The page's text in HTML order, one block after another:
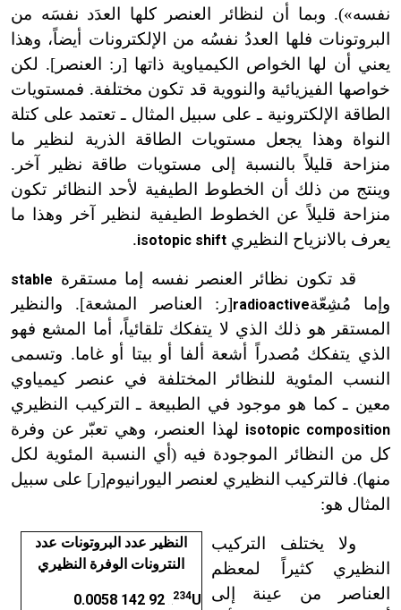
نفسه»). وبما أن لنظائر العنصر كلها العدَد نفسَه من
البروتونات فلها العددُ نفسُه من الإلكترونات أيضاً، وهذا
يعني أن لها الخواص الكيمياوية ذاتها [ر: العنصر]. لكن
خواصها الفيزيائية والنووية قد تكون مختلفة. فمستويات
الطاقة الإلكترونية ـ على سبيل المثال ـ تعتمد على كتلة
النواة وهذا يجعل مستويات الطاقة الذرية لنظير ما
منزاحة قليلاً بالنسبة إلى مستويات طاقة نظير آخر.
وينتج من ذلك أن الخطوط الطيفية لأحد النظائر تكون
منزاحة قليلاً عن الخطوط الطيفية لنظير آخر وهذا ما
يعرف بالانزياح النظيري isotopic shift
.
قد تكون نظائر العنصر نفسه إما مستقرة stable
وإما مُشِعّةradioactive[ر: العناصر المشعة]. والنظير
المستقر هو ذلك الذي لا يتفكك تلقائياً، أما المشع فهو
الذي يتفكك مُصدراً أشعة ألفا أو بيتا أو غاما. وتسمى
النسب المئوية للنظائر المختلفة في عنصر كيمياوي
معين ـ كما هو موجود في الطبيعة ـ التركيب النظيري
isotopic composition لهذا العنصر، وهي تعبّر عن وفرة
كل من النظائر الموجودة فيه (أي النسبة المئوية لكل
منها). فالتركيب النظيري لعنصر اليورانيوم[ر] على سبيل
المثال هو:
النظير عدد البروتونات عدد
النترونات الوفرة النظيري
234U
92 142 0.0058
ولا يختلف التركيب
النظيري كثيراً لمعظم
العناصر من عينة إلى